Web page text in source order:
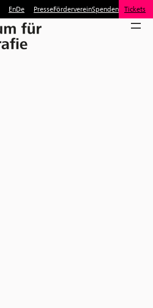
EnDe PresseFördervereinSpenden Tickets